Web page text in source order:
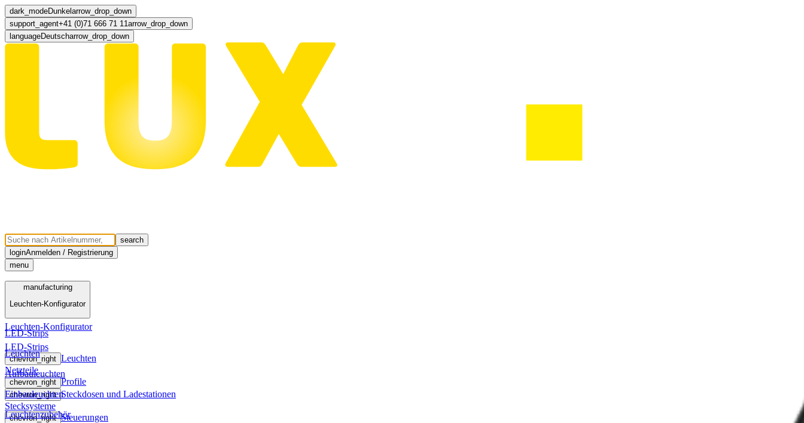
dark_modeDunkel arrow_drop_down
support_agent+41 (0)71 666 71 11arrow_drop_down
languageDeutscharrow_drop_down
search
loginAnmelden / Registrierung
menu
Menü
manufacturing
Leuchten-Konfigurator
LED-Strips
chevron_right Leuchten
Netzteile
chevron_right Profile
chevron_right Steckdosen und Ladestationen
Stecksysteme
chevron_right Steuerungen
manufacturing
Leuchten-Konfigurator
LED-Strips
Leuchten
Aufbauleuchten
Einbauleuchten
Leuchtenzubehör